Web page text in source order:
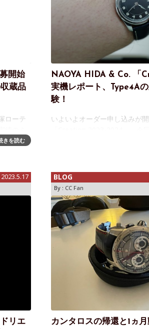
開始
蔵品
ローテ
表示モ
きを読む
NAOYA HIDA & Co. 「
実機レポート、Type4A
験！
いよいよオーダー申し込みが
させていただくことが出来ま
2023.5.17
リエ
BLOG
By : CC Fan
カンタロスの帰還と1ヵ